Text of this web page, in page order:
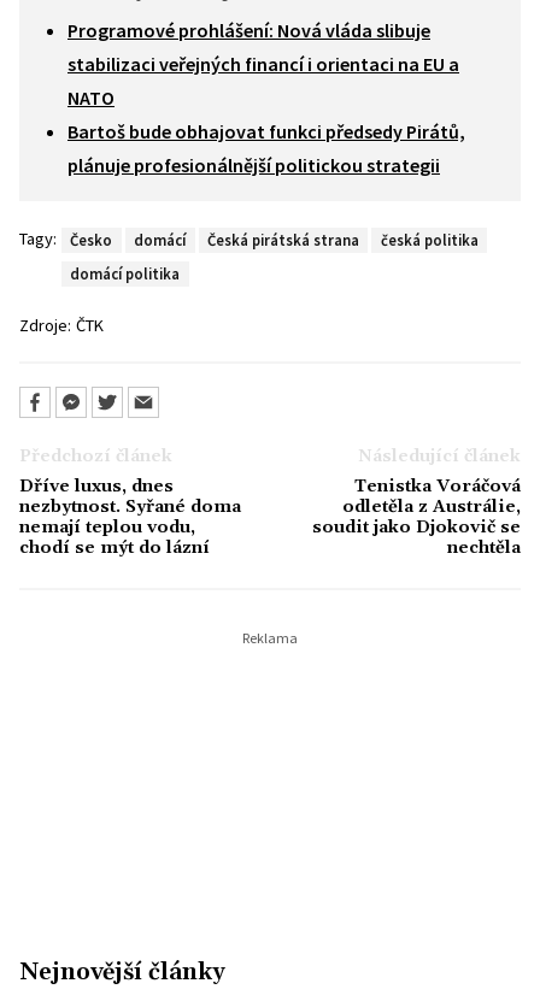
Programové prohlášení: Nová vláda slibuje
stabilizaci veřejných financí i orientaci na EU a
NATO
Bartoš bude obhajovat funkci předsedy Pirátů,
plánuje profesionálnější politickou strategii
Tagy: Česko domácí Česká pirátská strana
česká politika
domácí politika
Zdroje: ČTK
Předchozí článek
Dříve luxus, dnes
nezbytnost. Syřané doma
nemají teplou vodu,
chodí se mýt do lázní
Následující článek
Tenistka Voráčová
odletěla z Austrálie,
soudit jako Djokovič se
nechtěla
Nejnovější články